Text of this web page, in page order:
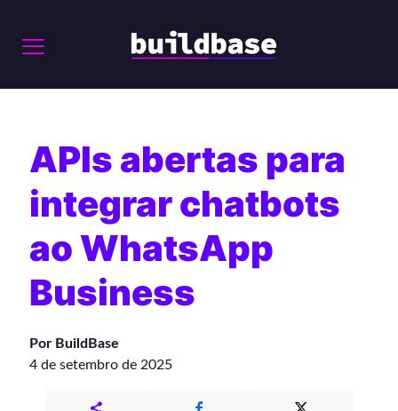
APIs abertas para
integrar chatbots
ao WhatsApp
Business
Por BuildBase
4 de setembro de 2025